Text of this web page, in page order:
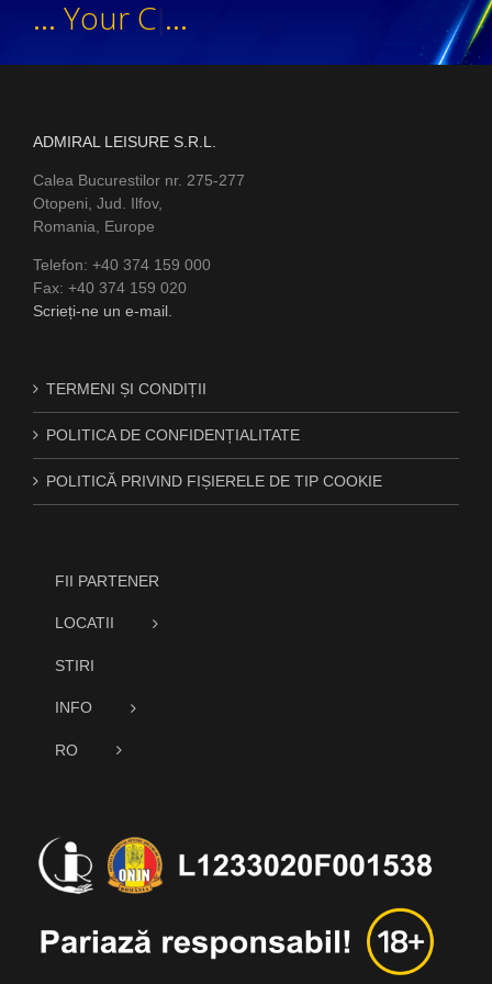
... .
Your C o|...
ADMIRAL LEISURE S.R.L.
Calea Bucurestilor nr. 275-277
Otopeni, Jud. Ilfov,
Romania, Europe
Telefon: +40 374 159 000
Fax: +40 374 159 020
Scrieți-ne un e-mail.
TERMENI ȘI CONDIȚII
POLITICA DE CONFIDENȚIALITATE
POLITICĂ PRIVIND FIȘIERELE DE TIP COOKIE
FII PARTENER
LOCATII
STIRI
INFO
RO